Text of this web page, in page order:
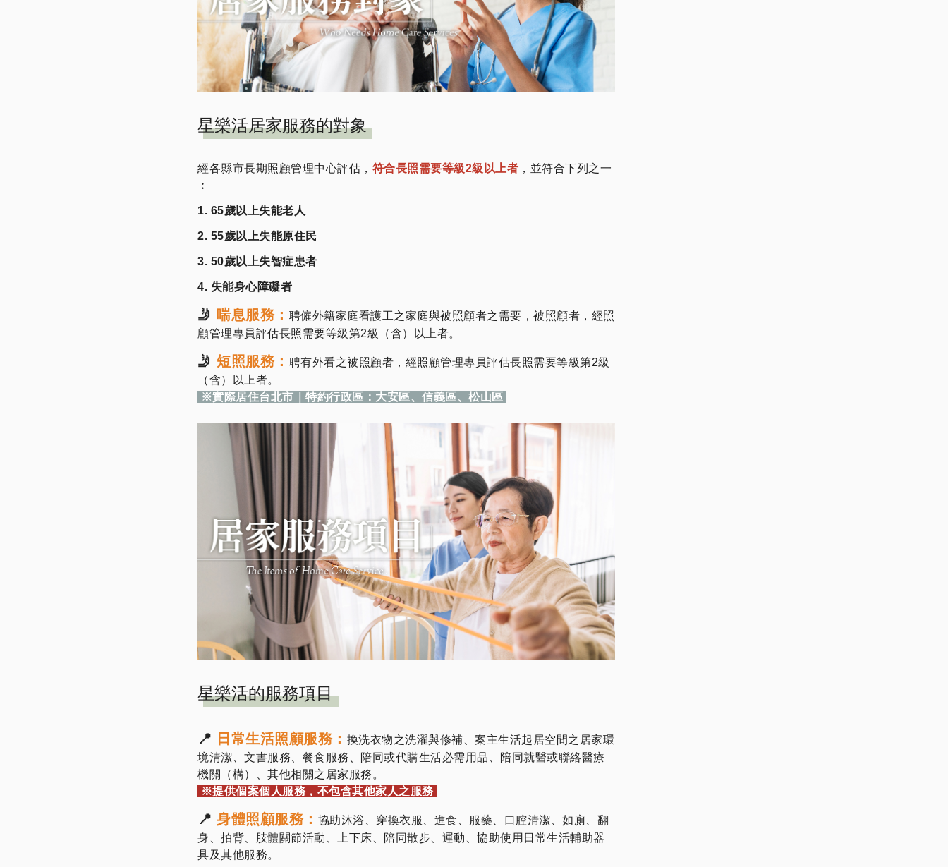
星樂活居家服務的對象
經各縣市長期照顧管理中心評估， 符合長照需要等級2級以上者 ，並符合下列之一
︰
1. 65歲以上失能老人
2. 55歲以上失能原住民
3. 50歲以上失智症患者
4. 失能身心障礙者
🤳 喘息服務： 聘僱外籍家庭看護工之家庭與被照顧者之需要，被照顧者，經照
顧管理專員評估長照需要等級第2級（含）以上者。
🤳 短照服務： 聘有外看之被照顧者，經照顧管理專員評估長照需要等級第2級
（含）以上者。
※實際居住台北市｜特約行政區：大安區、信義區、松山區
星樂活的服務項目
📍 日常生活照顧服務： 換洗衣物之洗濯與修補、案主生活起居空間之居家環
境清潔、文書服務、餐食服務、陪同或代購生活必需用品、陪同就醫或聯絡醫療
機關（構）、其他相關之居家服務。
※提供個案個人服務，不包含其他家人之服務
📍 身體照顧服務： 協助沐浴、穿換衣服、進食、服藥、口腔清潔、如廁、翻
身、拍背、肢體關節活動、上下床、陪同散步、運動、協助使用日常生活輔助器
具及其他服務。